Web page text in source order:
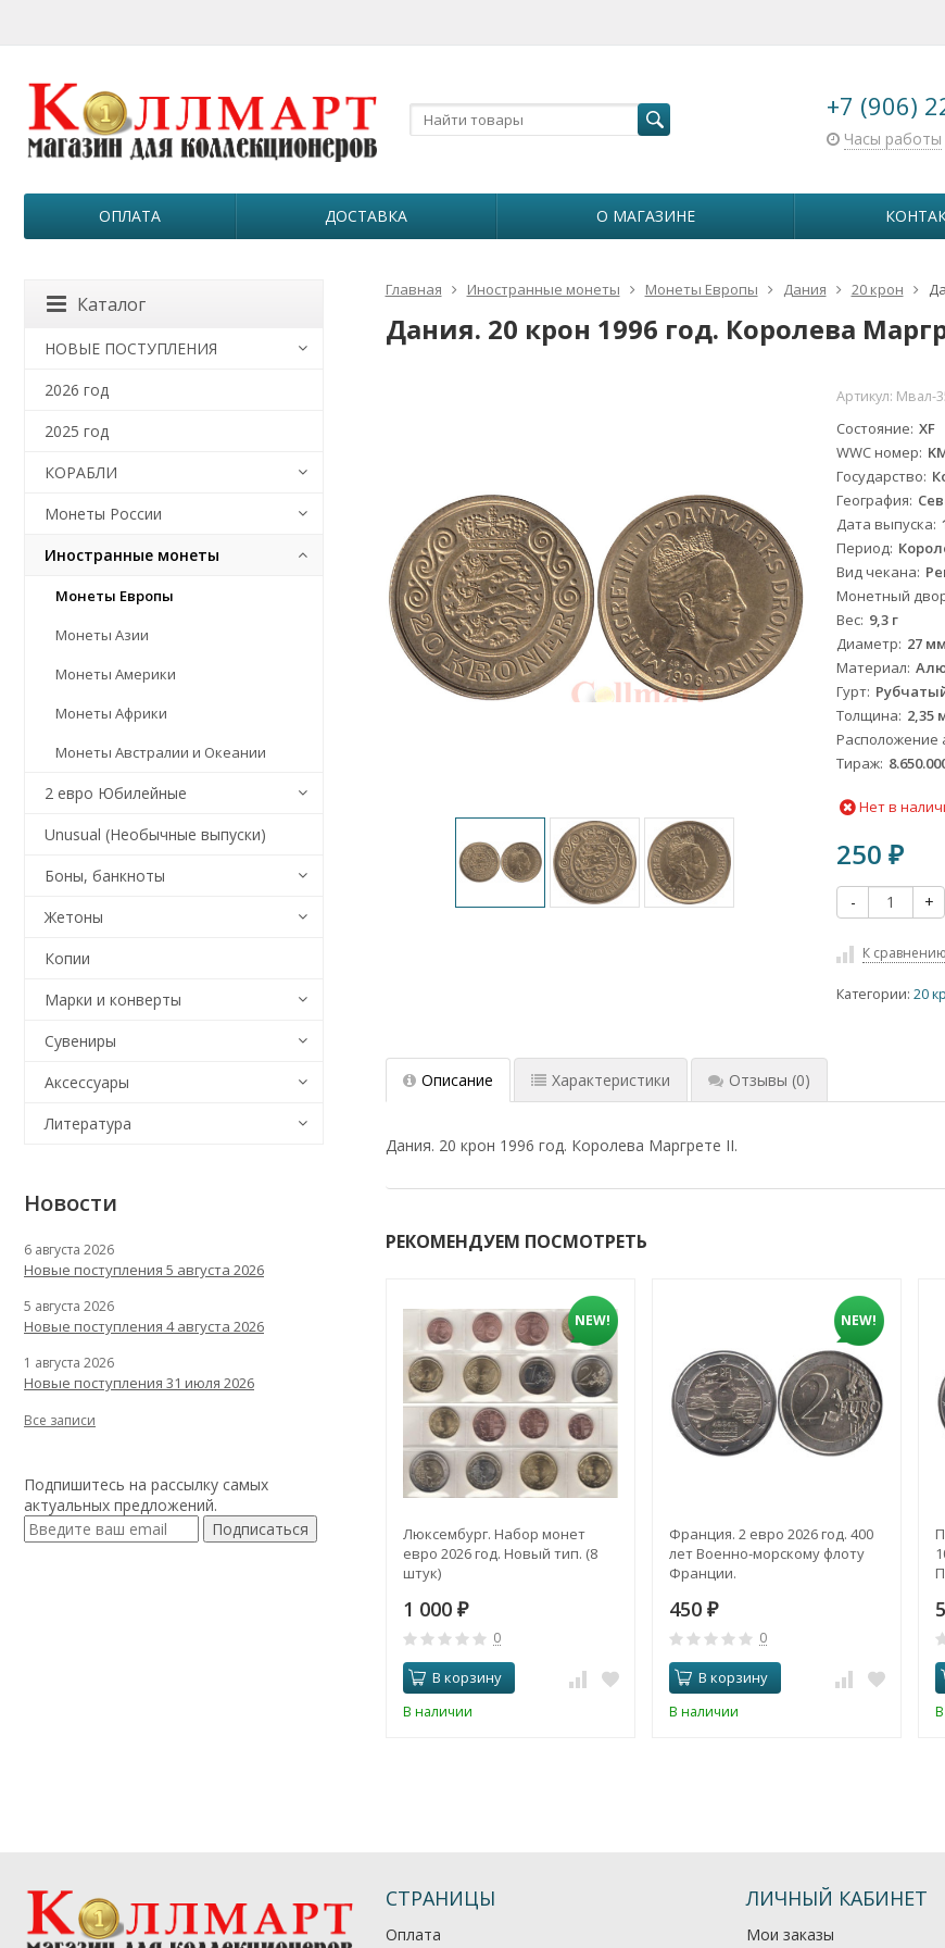
+7 (906)
Часы работы
ОПЛАТА ДОСТАВКА О МАГАЗИНЕ
Главная Иностранные монеты Монеты Европы Дания 20 крон
Дания. 20 крон 1996 год. Королева
Артикул: Мвал-
Состояние XF
WWC номер
Государство
География
Дата выпуска
Период
Вид чекана
Монетный
Вес 9,3 г
Диаметр 27 мм
Материал
Гурт
Толщина 2,35
Расположение
Тираж
Нет в
250₽
- +
К сравнению
Категории:20
Описание Характеристики Отзывы (0)
Дания. 20 крон 1996 год. Королева Маргрете II.
РЕКОМЕНДУЕМ ПОСМОТРЕТЬ
NEW!
Люксембург. Набор монет
евро 2026 год. Новый тип. (8
штук)
1 000 ₽
0
В корзину
В наличии
NEW!
Франция. 2 евро 2026 год. 400
лет Военно-морскому флоту
Франции.
450 ₽
0
В корзину
В наличии
Каталог
НОВЫЕ ПОСТУПЛЕНИЯ
2026 год
2025 год
КОРАБЛИ
Монеты России
Иностранные монеты
Монеты Европы
Монеты Азии
Монеты Америки
Монеты Африки
Монеты Австралии и Океании
2 евро Юбилейные
Unusual (Необычные выпуски)
Боны, банкноты
Жетоны
Копии
Марки и конверты
Сувениры
Аксессуары
Литература
Новости
6 августа 2026
Новые поступления 5 августа 2026
5 августа 2026
Новые поступления 4 августа 2026
1 августа 2026
Новые поступления 31 июля 2026
Все записи
Подпишитесь на рассылку самых
актуальных предложений.
Подписаться
СТРАНИЦЫ
Оплата
ЛИЧНЫЙ КАБИНЕТ
Мои заказы